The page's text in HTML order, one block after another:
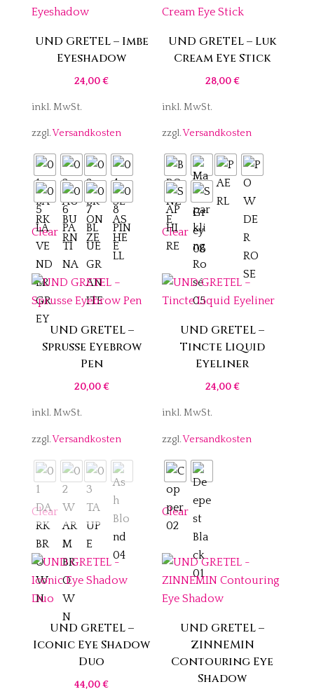
UND GRETEL – Imbe
Eyeshadow
24,00€
inkl. MwSt.
zzgl.Versandkosten
Clear
UND GRETEL – Luk
Cream Eye Stick
28,00€
inkl. MwSt.
zzgl.Versandkosten
Clear
UND GRETEL –
Sprusse Eyebrow
Pen
20,00€
inkl. MwSt.
zzgl.Versandkosten
Clear
UND GRETEL –
Tincte Liquid
Eyeliner
24,00€
inkl. MwSt.
zzgl.Versandkosten
Clear
UND GRETEL –
Iconic Eye Shadow
Duo
44,00€
UND GRETEL –
ZINNEMIN
Contouring Eye
Shadow